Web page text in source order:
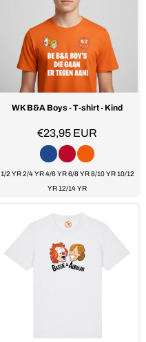
WK B&A Boys - T-shirt - Kind
€23,95 EUR
1/2 YR 2/4 YR 4/6 YR 6/8 YR 8/10 YR 10/12
YR 12/14 YR